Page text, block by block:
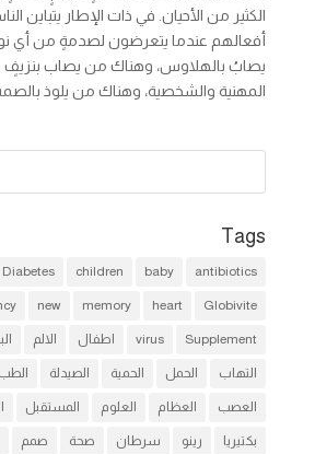
الكثير من الأحيان. في ذات الإطار يتباين
أفعالهم عندما يتعرضون لصدمةٍ من أي
يصابُ بالهلاوس، وهناك من يصاب بنزيفٍ
المهنية والشخصية، وهناك من يلوذ
Tags
antibiotics
baby
children
Diabetes
Globivite
heart
memory
new
Supplement
virus اطفال الالم
التهاب الحمل الحمية الصيدلة الطب
العصب العظام العلوم المستقبل
بكتيريا رينو سرطان صحة صمم